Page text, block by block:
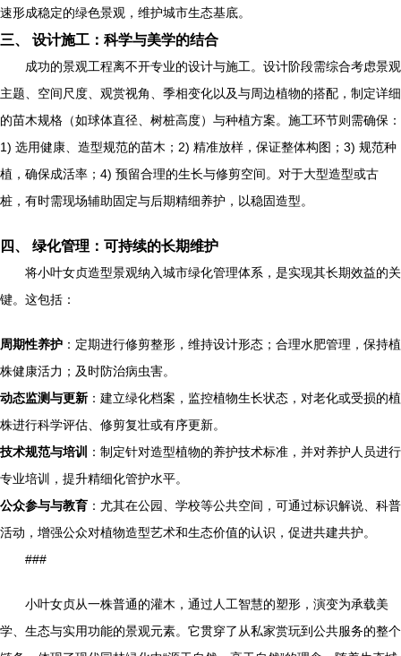
速形成稳定的绿色景观，维护城市生态基底。
三、 设计施工：科学与美学的结合
成功的景观工程离不开专业的设计与施工。设计阶段需综合考虑景观
主题、空间尺度、观赏视角、季相变化以及与周边植物的搭配，制定详细
的苗木规格（如球体直径、树桩高度）与种植方案。施工环节则需确保：
1) 选用健康、造型规范的苗木；2) 精准放样，保证整体构图；3) 规范种
植，确保成活率；4) 预留合理的生长与修剪空间。对于大型造型或古
桩，有时需现场辅助固定与后期精细养护，以稳固造型。
四、 绿化管理：可持续的长期维护
将小叶女贞造型景观纳入城市绿化管理体系，是实现其长期效益的关
键。这包括：
周期性养护 ：定期进行修剪整形，维持设计形态；合理水肥管理，保持植
株健康活力；及时防治病虫害。
动态监测与更新 ：建立绿化档案，监控植物生长状态，对老化或受损的植
株进行科学评估、修剪复壮或有序更新。
技术规范与培训
：制定针对造型植物的养护技术标准，并对养护人员进行
专业培训，提升精细化管护水平。
公众参与与教育 ：尤其在公园、学校等公共空间，可通过标识解说、科普
活动，增强公众对植物造型艺术和生态价值的认识，促进共建共护。
###
小叶女贞从一株普通的灌木，通过人工智慧的塑形，演变为承载美
学、生态与实用功能的景观元素。它贯穿了从私家赏玩到公共服务的整个